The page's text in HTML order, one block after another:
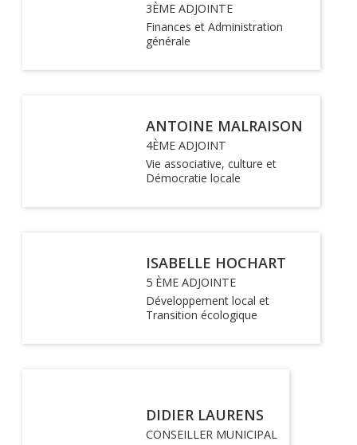
3ÈME ADJOINTE
Finances et Administration
générale
ANTOINE MALRAISON
4ÈME ADJOINT
Vie associative, culture et
Démocratie locale
ISABELLE HOCHART
5 ÈME ADJOINTE
Développement local et
Transition écologique
DIDIER LAURENS
CONSEILLER MUNICIPAL